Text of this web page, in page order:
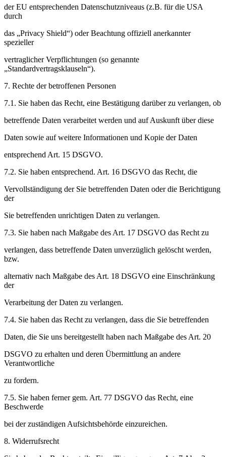
der EU entsprechenden Datenschutzniveaus (z.B. für die USA
durch
das „Privacy Shield“) oder Beachtung offiziell anerkannter
spezieller
vertraglicher Verpflichtungen (so genannte
„Standardvertragsklauseln“).
7. Rechte der betroffenen Personen
7.1. Sie haben das Recht, eine Bestätigung darüber zu verlangen, ob
betreffende Daten verarbeitet werden und auf Auskunft über diese
Daten sowie auf weitere Informationen und Kopie der Daten
entsprechend Art. 15 DSGVO.
7.2. Sie haben entsprechend. Art. 16 DSGVO das Recht, die
Vervollständigung der Sie betreffenden Daten oder die Berichtigung
der
Sie betreffenden unrichtigen Daten zu verlangen.
7.3. Sie haben nach Maßgabe des Art. 17 DSGVO das Recht zu
verlangen, dass betreffende Daten unverzüglich gelöscht werden,
bzw.
alternativ nach Maßgabe des Art. 18 DSGVO eine Einschränkung
der
Verarbeitung der Daten zu verlangen.
7.4. Sie haben das Recht zu verlangen, dass die Sie betreffenden
Daten, die Sie uns bereitgestellt haben nach Maßgabe des Art. 20
DSGVO zu erhalten und deren Übermittlung an andere
Verantwortliche
zu fordern.
7.5. Sie haben ferner gem. Art. 77 DSGVO das Recht, eine
Beschwerde
bei der zuständigen Aufsichtsbehörde einzureichen.
8. Widerrufsrecht